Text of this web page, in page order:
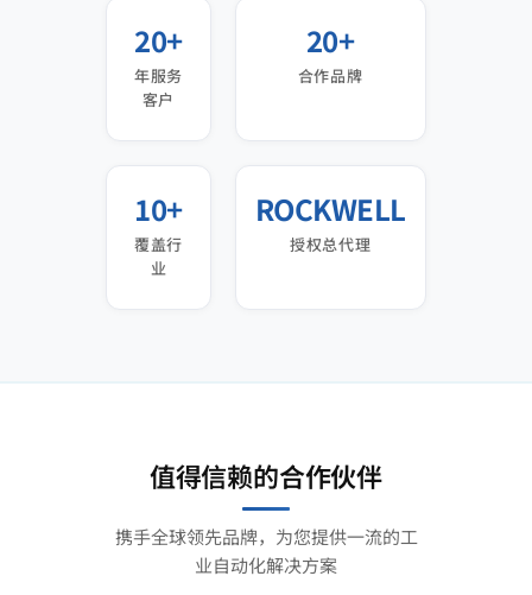
20+
年服务
客户
20+
合作品牌
10+
覆盖行
业
ROCKWELL
授权总代理
值得信赖的合作伙伴
携手全球领先品牌，为您提供一流的工
业自动化解决方案